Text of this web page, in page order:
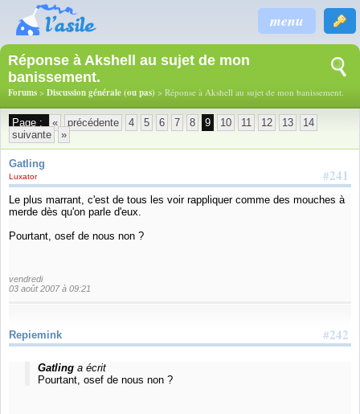
menu
Réponse à Akshell au sujet de mon
banissement.
Forums > Discussion générale (ou pas) > Réponse à Akshell au sujet de mon banissement.
Page : « précédente 4 5 6 7 8 9 10 11 12 13
14
suivante
»
Gatling
#241
Luxator
Le plus marrant, c'est de tous les voir rappliquer comme des mouches à
merde dès qu'on parle d'eux.
Pourtant, osef de nous non ?
vendredi
03 août 2007 à 09:21
#242
Repiemink
Gatlinga écrit
Pourtant, osef de nous non ?